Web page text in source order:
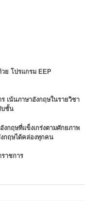
ย โปรแกรม EEP
เน้นภาษาอังกฤษในรายวิชา
บชั้น
กฤษที่แข็งเกร่งตามศักยภาพ
กฤษได้คล่องทุกคน
ราชการ